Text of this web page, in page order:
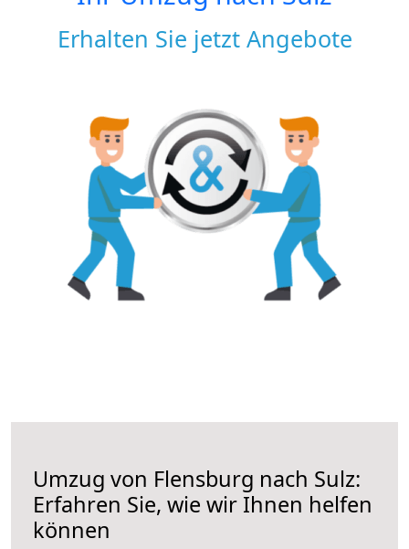
Erhalten Sie jetzt Angebote
Umzug von Flensburg nach Sulz:
Erfahren Sie, wie wir Ihnen helfen
können